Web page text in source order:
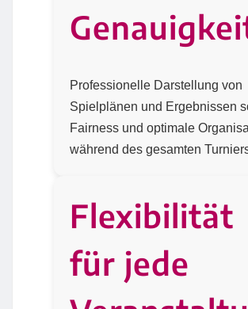
Professionelle Darstellung von
Spielplänen und Ergebnissen
Fairness und optimale
während des gesamten
Flexibilität
für jede